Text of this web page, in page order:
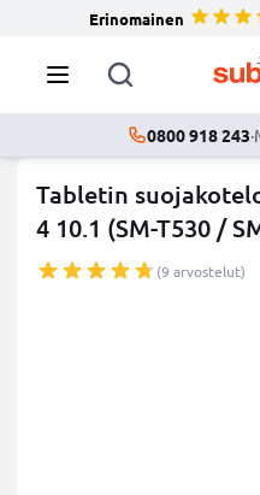
Erinomainen
0800 918 243·
Tabletin
4 10.1 (SM-T530 /
(9 arvostelut)